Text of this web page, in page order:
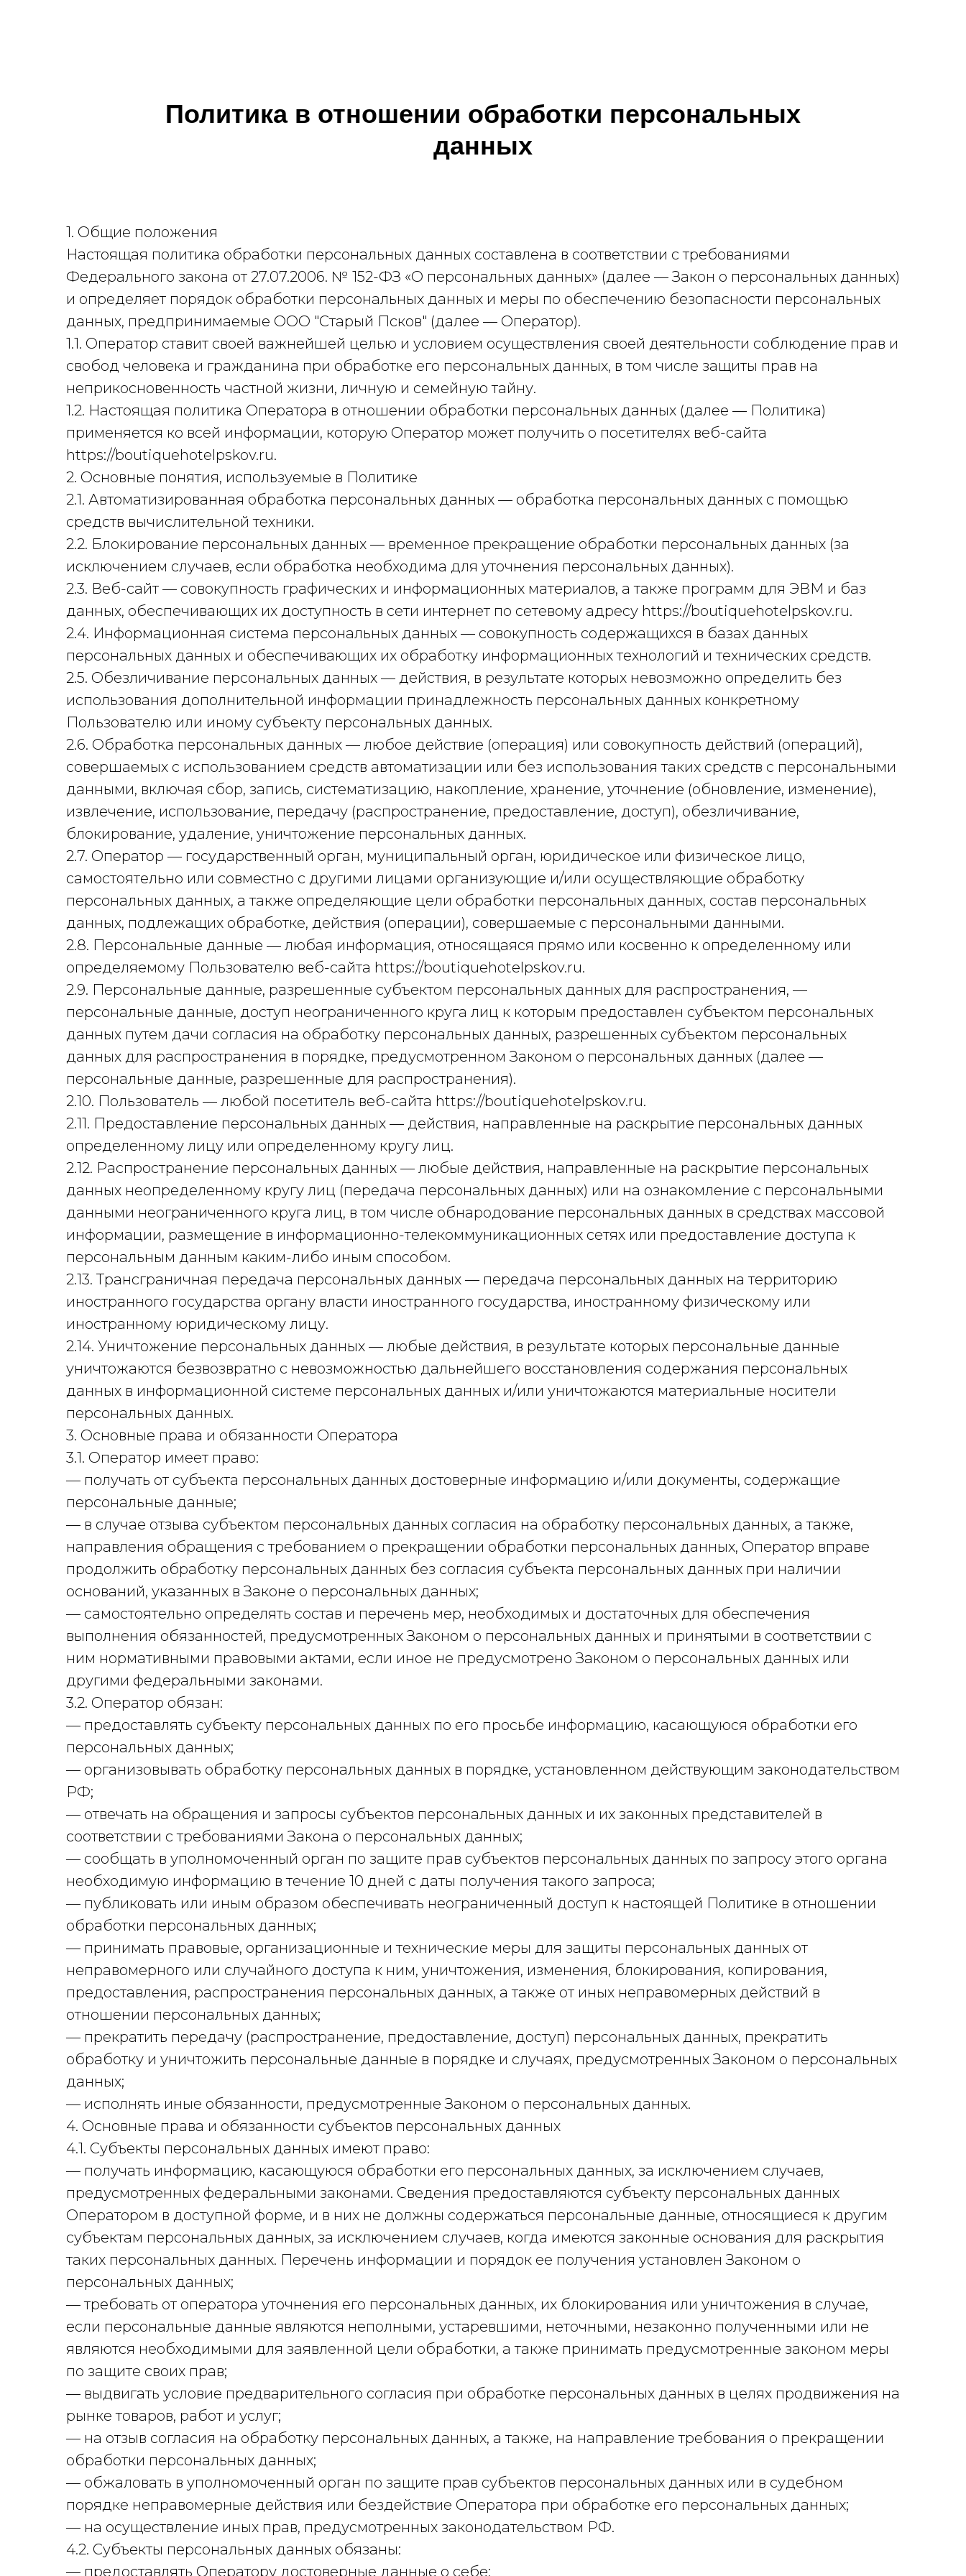
Политика в отношении обработки персональных
данных
1. Общие положения
Настоящая политика обработки персональных данных составлена в соответствии с требованиями
Федерального закона от 27.07.2006. № 152-ФЗ «О персональных данных» (далее — Закон о персональных данных)
и определяет порядок обработки персональных данных и меры по обеспечению безопасности персональных
данных, предпринимаемые ООО "Старый Псков" (далее — Оператор).
1.1. Оператор ставит своей важнейшей целью и условием осуществления своей деятельности соблюдение прав и
свобод человека и гражданина при обработке его персональных данных, в том числе защиты прав на
неприкосновенность частной жизни, личную и семейную тайну.
1.2. Настоящая политика Оператора в отношении обработки персональных данных (далее — Политика)
применяется ко всей информации, которую Оператор может получить о посетителях веб-сайта
https://boutiquehotelpskov.ru.
2. Основные понятия, используемые в Политике
2.1. Автоматизированная обработка персональных данных — обработка персональных данных с помощью
средств вычислительной техники.
2.2. Блокирование персональных данных — временное прекращение обработки персональных данных (за
исключением случаев, если обработка необходима для уточнения персональных данных).
2.3. Веб-сайт — совокупность графических и информационных материалов, а также программ для ЭВМ и баз
данных, обеспечивающих их доступность в сети интернет по сетевому адресу https://boutiquehotelpskov.ru.
2.4. Информационная система персональных данных — совокупность содержащихся в базах данных
персональных данных и обеспечивающих их обработку информационных технологий и технических средств.
2.5. Обезличивание персональных данных — действия, в результате которых невозможно определить без
использования дополнительной информации принадлежность персональных данных конкретному
Пользователю или иному субъекту персональных данных.
2.6. Обработка персональных данных — любое действие (операция) или совокупность действий (операций),
совершаемых с использованием средств автоматизации или без использования таких средств с персональными
данными, включая сбор, запись, систематизацию, накопление, хранение, уточнение (обновление, изменение),
извлечение, использование, передачу (распространение, предоставление, доступ), обезличивание,
блокирование, удаление, уничтожение персональных данных.
2.7. Оператор — государственный орган, муниципальный орган, юридическое или физическое лицо,
самостоятельно или совместно с другими лицами организующие и/или осуществляющие обработку
персональных данных, а также определяющие цели обработки персональных данных, состав персональных
данных, подлежащих обработке, действия (операции), совершаемые с персональными данными.
2.8. Персональные данные — любая информация, относящаяся прямо или косвенно к определенному или
определяемому Пользователю веб-сайта https://boutiquehotelpskov.ru.
2.9. Персональные данные, разрешенные субъектом персональных данных для распространения, —
персональные данные, доступ неограниченного круга лиц к которым предоставлен субъектом персональных
данных путем дачи согласия на обработку персональных данных, разрешенных субъектом персональных
данных для распространения в порядке, предусмотренном Законом о персональных данных (далее —
персональные данные, разрешенные для распространения).
2.10. Пользователь — любой посетитель веб-сайта https://boutiquehotelpskov.ru.
2.11. Предоставление персональных данных — действия, направленные на раскрытие персональных данных
определенному лицу или определенному кругу лиц.
2.12. Распространение персональных данных — любые действия, направленные на раскрытие персональных
данных неопределенному кругу лиц (передача персональных данных) или на ознакомление с персональными
данными неограниченного круга лиц, в том числе обнародование персональных данных в средствах массовой
информации, размещение в информационно-телекоммуникационных сетях или предоставление доступа к
персональным данным каким-либо иным способом.
2.13. Трансграничная передача персональных данных — передача персональных данных на территорию
иностранного государства органу власти иностранного государства, иностранному физическому или
иностранному юридическому лицу.
2.14. Уничтожение персональных данных — любые действия, в результате которых персональные данные
уничтожаются безвозвратно с невозможностью дальнейшего восстановления содержания персональных
данных в информационной системе персональных данных и/или уничтожаются материальные носители
персональных данных.
3. Основные права и обязанности Оператора
3.1. Оператор имеет право:
— получать от субъекта персональных данных достоверные информацию и/или документы, содержащие
персональные данные;
— в случае отзыва субъектом персональных данных согласия на обработку персональных данных, а также,
направления обращения с требованием о прекращении обработки персональных данных, Оператор вправе
продолжить обработку персональных данных без согласия субъекта персональных данных при наличии
оснований, указанных в Законе о персональных данных;
— самостоятельно определять состав и перечень мер, необходимых и достаточных для обеспечения
выполнения обязанностей, предусмотренных Законом о персональных данных и принятыми в соответствии с
ним нормативными правовыми актами, если иное не предусмотрено Законом о персональных данных или
другими федеральными законами.
3.2. Оператор обязан:
— предоставлять субъекту персональных данных по его просьбе информацию, касающуюся обработки его
персональных данных;
— организовывать обработку персональных данных в порядке, установленном действующим законодательством
РФ;
— отвечать на обращения и запросы субъектов персональных данных и их законных представителей в
соответствии с требованиями Закона о персональных данных;
— сообщать в уполномоченный орган по защите прав субъектов персональных данных по запросу этого органа
необходимую информацию в течение 10 дней с даты получения такого запроса;
— публиковать или иным образом обеспечивать неограниченный доступ к настоящей Политике в отношении
обработки персональных данных;
— принимать правовые, организационные и технические меры для защиты персональных данных от
неправомерного или случайного доступа к ним, уничтожения, изменения, блокирования, копирования,
предоставления, распространения персональных данных, а также от иных неправомерных действий в
отношении персональных данных;
— прекратить передачу (распространение, предоставление, доступ) персональных данных, прекратить
обработку и уничтожить персональные данные в порядке и случаях, предусмотренных Законом о персональных
данных;
— исполнять иные обязанности, предусмотренные Законом о персональных данных.
4. Основные права и обязанности субъектов персональных данных
4.1. Субъекты персональных данных имеют право:
— получать информацию, касающуюся обработки его персональных данных, за исключением случаев,
предусмотренных федеральными законами. Сведения предоставляются субъекту персональных данных
Оператором в доступной форме, и в них не должны содержаться персональные данные, относящиеся к другим
субъектам персональных данных, за исключением случаев, когда имеются законные основания для раскрытия
таких персональных данных. Перечень информации и порядок ее получения установлен Законом о
персональных данных;
— требовать от оператора уточнения его персональных данных, их блокирования или уничтожения в случае,
если персональные данные являются неполными, устаревшими, неточными, незаконно полученными или не
являются необходимыми для заявленной цели обработки, а также принимать предусмотренные законом меры
по защите своих прав;
— выдвигать условие предварительного согласия при обработке персональных данных в целях продвижения на
рынке товаров, работ и услуг;
— на отзыв согласия на обработку персональных данных, а также, на направление требования о прекращении
обработки персональных данных;
— обжаловать в уполномоченный орган по защите прав субъектов персональных данных или в судебном
порядке неправомерные действия или бездействие Оператора при обработке его персональных данных;
— на осуществление иных прав, предусмотренных законодательством РФ.
4.2. Субъекты персональных данных обязаны:
— предоставлять Оператору достоверные данные о себе;